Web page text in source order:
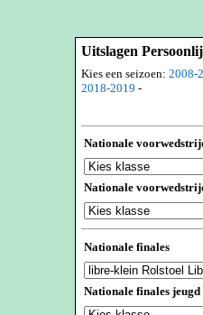
Uitslagen
Kies een seizoen: 2008-
2018-2019 -
Nationale
Nationale
Nationale finales
Nationale finales jeugd